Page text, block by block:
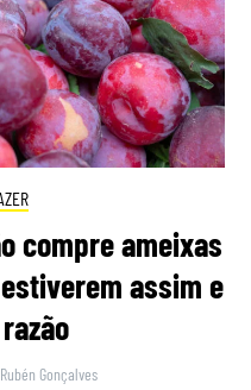
compre ameixas
assim e
Rubén Gonçalves